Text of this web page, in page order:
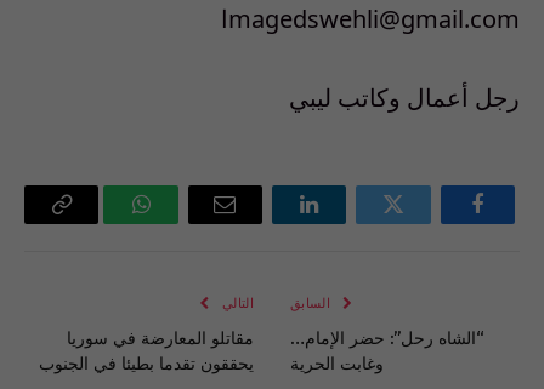
magedswehli@gmail.comا
رجل أعمال وكاتب ليبي
فيسبوك تويتر لينكدإن
البريد
واتساب Copy
السابق
“الشاه رحل”: حضر الإمام…
وغابت الحرية
التالي
مقاتلو المعارضة في سوريا
يحققون تقدما بطيئا في الجنوب